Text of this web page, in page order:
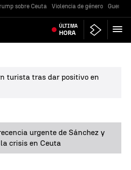
sobre Ceuta Violencia de género Guerra
ÚLTIMA
HORA
turista tras dar positivo en
urgente de Sánchez y
crisis en Ceuta